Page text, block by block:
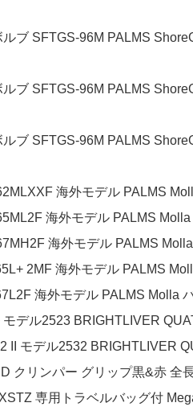
ブ SFTGS-96M PALMS
ブ SFTGS-96M PALMS
ブ SFTGS-96M PALMS
海外モデル PALMS
海外モデル PALMS
海外モデル PALMS
2MF 海外モデル PALMS
海外モデル PALMS Molla
デル2523 BRIGHTLIVER
II モデル2532 BRIGHTLIVER
クリンパー グリップ黒&赤 全
専用トラベルバッグ付